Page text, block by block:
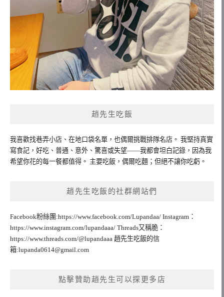
趙先生吃飯
我喜歡找巷弄小店、在地口袋名單，也偶爾挑戰排隊名店。 我堅持真實
寫食記，好吃、普通、意外、驚喜或失望——我都會坦白記錄，因為我
希望你花的每一餐都值得。 主要吃飯，偶爾吃麵；但絕不讓你吃虧。
趙先生吃飯的社群網站們
Facebook粉絲團:https://www.facebook.com/Lupandaa/ Instagram：
https://www.instagram.com/lupandaaa/ Threads又稱脆：
https://www.threads.com/@lupandaaa 趙先生吃飯的信
箱:lupanda0614@gmail.com
點擊贊助趙先生可以探更多店